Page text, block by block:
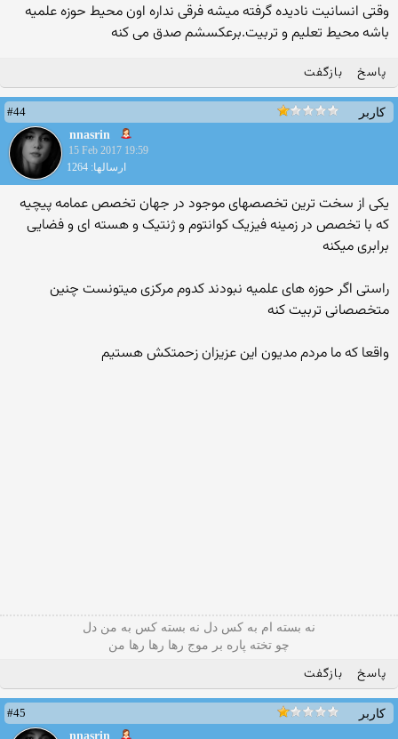
وقتی انسانیت نادیده گرفته میشه فرقی نداره اون محیط حوزه علمیه
باشه محیط تعلیم و تربیت.برعکسشم صدق می کنه
پاسخ بازگفت
کاربر
#44
nnasrin
15 Feb 2017 19:59
ارسالها: 1264
یکی از سخت ترین تخصصهای موجود در جهان تخصص عمامه پیچیه
که با تخصص در زمینه فیزیک کوانتوم و ژنتیک و هسته ای و فضایی
برابری میکنه
راستی اگر حوزه های علمیه نبودند کدوم مرکزی میتونست چنین
متخصصانی تربیت کنه
واقعا که ما مردم مدیون این عزیزان زحمتکش هستیم
نه بسته ام به کس دل نه بسته کس به من دل
چو تخته پاره بر موج رها رها رها من
پاسخ بازگفت
کاربر
#45
nnasrin